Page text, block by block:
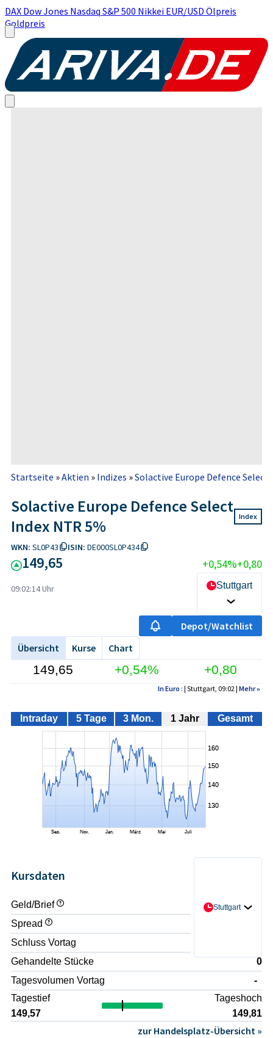
DAX Dow Jones Nasdaq S&P 500 Nikkei EUR/USD Ölpreis
Goldpreis
Startseite »Aktien » Indizes »Solactive Europe Defence Select
Solactive Europe Defence Select
Index NTR 5%
Index
WKN: SL0P43 ISIN: DE000SL0P434
149,65 +0,54%+0,80
09:02:14 Uhr Stuttgart
Depot/Watchlist
Übersicht
Kurse Chart
149,65 +0,54% +0,80
In Euro : | Stuttgart, 09:02 | Mehr»
Intraday 5 Tage 3 Mon. 1 Jahr Gesamt
Kursdaten
Stuttgart
Geld/Brief
- / -
Spread
Schluss Vortag
Gehandelte Stücke
0
Tagesvolumen Vortag
-
Tagestief
149,57
Tageshoch
149,81
zur Handelsplatz-Übersicht »